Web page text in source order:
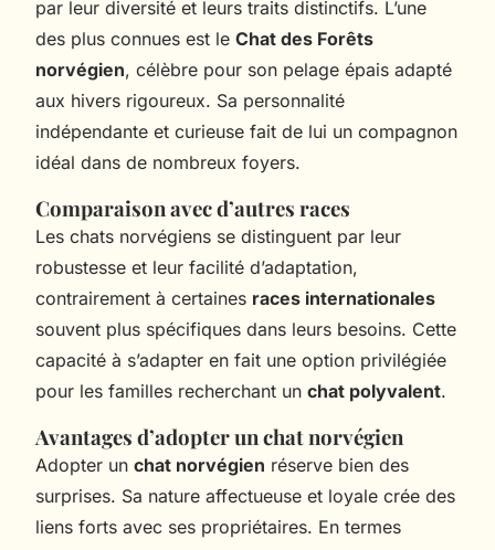
par leur diversité et leurs traits distinctifs. L’une
des plus connues est le Chat des Forêts
norvégien, célèbre pour son pelage épais adapté
aux hivers rigoureux. Sa personnalité
indépendante et curieuse fait de lui un compagnon
idéal dans de nombreux foyers.
Comparaison avec d’autres races
Les chats norvégiens se distinguent par leur
robustesse et leur facilité d’adaptation,
contrairement à certaines races internationales
souvent plus spécifiques dans leurs besoins. Cette
capacité à s’adapter en fait une option privilégiée
pour les familles recherchant un chat polyvalent.
Avantages d’adopter un chat norvégien
Adopter un chat norvégien réserve bien des
surprises. Sa nature affectueuse et loyale crée des
liens forts avec ses propriétaires. En termes